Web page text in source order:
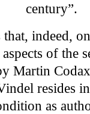
century”.
indeed,
of the
Martin
resides
as